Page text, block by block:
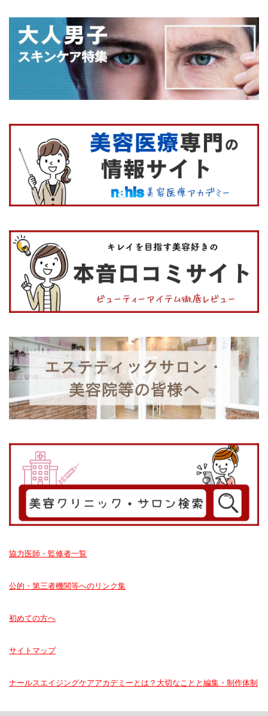
協力医師・監修者一覧
公的・第三者機関等へのリンク集
初めての方へ
サイトマップ
ナールスエイジングケアアカデミーとは？大切なことと編集・制作体制